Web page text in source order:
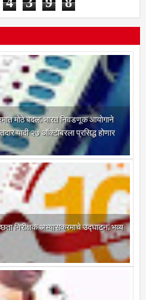
4 3 9 8
मोठे बदल; भारत निवडणूक आयोगाने
यादी २७ ऑक्टोबरला प्रसिद्ध होणार
निरीक्षक अभ्यासक्रमाचे उद्घाटन; भव्य